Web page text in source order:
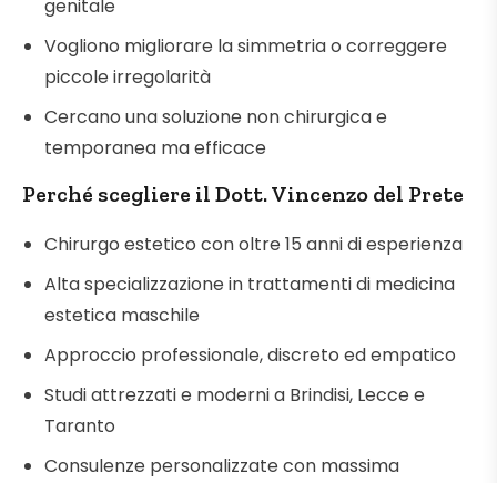
genitale
Vogliono migliorare la simmetria o correggere
piccole irregolarità
Cercano una soluzione non chirurgica e
temporanea ma efficace
Perché scegliere il Dott. Vincenzo del Prete
Chirurgo estetico con oltre 15 anni di esperienza
Alta specializzazione in trattamenti di medicina
estetica maschile
Approccio professionale, discreto ed empatico
Studi attrezzati e moderni a Brindisi, Lecce e
Taranto
Consulenze personalizzate con massima